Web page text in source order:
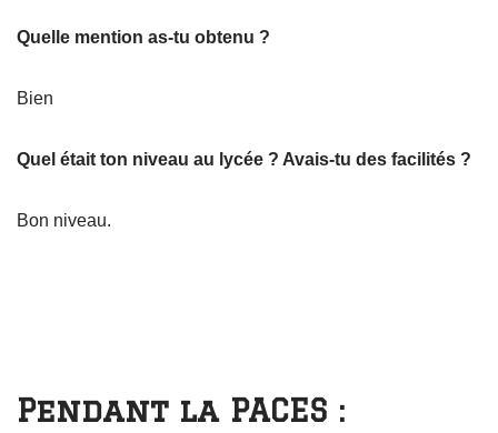
Quelle mention as-tu obtenu ?
Bien
Quel était ton niveau au lycée ? Avais-tu des facilités ?
Bon niveau.
Pendant la PACES :